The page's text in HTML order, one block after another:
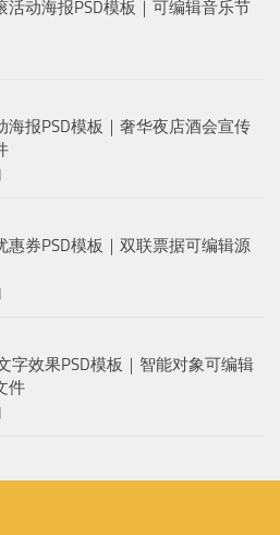
活动海报PSD模板｜可编辑音乐节
海报PSD模板｜奢华夜店酒会宣传
惠券PSD模板｜双联票据可编辑源
字效果PSD模板｜智能对象可编辑
件